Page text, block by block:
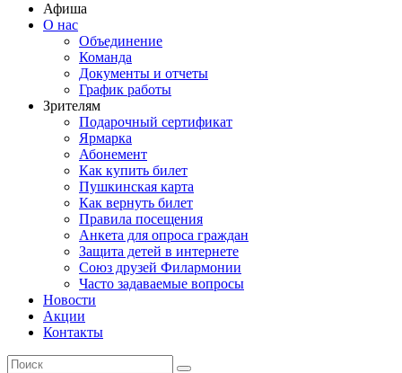
Афиша
О нас
Объединение
Команда
Документы и отчеты
График работы
Зрителям
Подарочный сертификат
Ярмарка
Абонемент
Как купить билет
Пушкинская карта
Как вернуть билет
Правила посещения
Анкета для опроса граждан
Защита детей в интернете
Союз друзей Филармонии
Часто задаваемые вопросы
Новости
Акции
Контакты